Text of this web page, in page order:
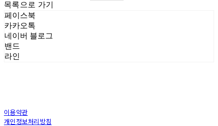
목록으로 가기
페이스북
카카오톡
네이버 블로그
밴드
라인
이용약관
개인정보처리방침